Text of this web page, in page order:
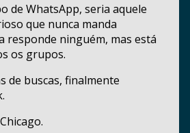
de WhatsApp, seria aquele
que nunca manda
responde ninguém, mas está
os grupos.
de buscas, finalmente